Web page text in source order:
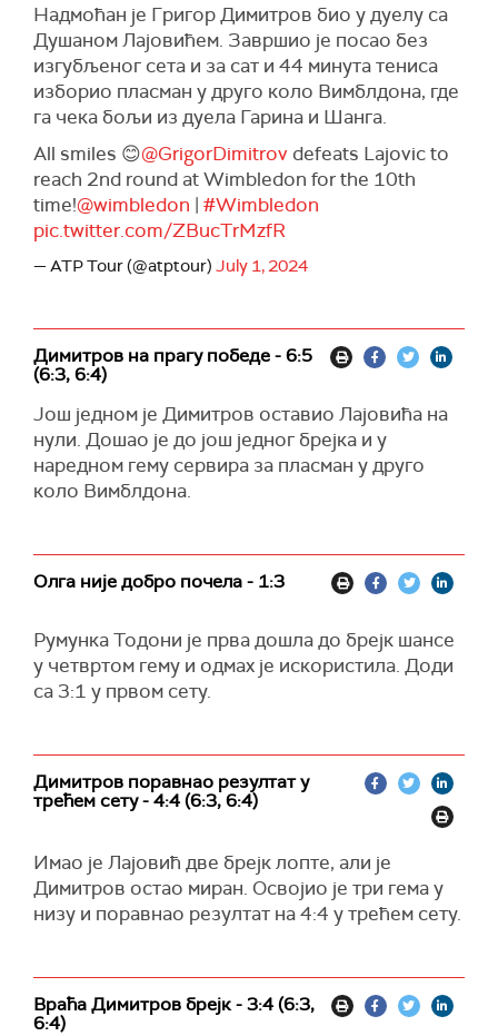
Надмоћан је Григор Димитров био у дуелу са
Душаном Лајовићем. Завршио је посао без
изгубљеног сета и за сат и 44 минута тениса
изборио пласман у друго коло Вимблдона, где
га чека бољи из дуела Гарина и Шанга.
All smiles 😊@GrigorDimitrov defeats Lajovic to
reach 2nd round at Wimbledon for the 10th
time!@wimbledon | #Wimbledon
pic.twitter.com/ZBucTrMzfR
— ATP Tour (@atptour) July 1, 2024
Димитров на прагу победе - 6:5
(6:3, 6:4)
Још једном је Димитров оставио Лајовића на
нули. Дошао је до још једног брејка и у
наредном гему сервира за пласман у друго
коло Вимблдона.
Олга није добро почела - 1:3
Румунка Тодони је прва дошла до брејк шансе
у четвртом гему и одмах је искористила. Доди
са 3:1 у првом сету.
Димитров поравнао резултат у
трећем сету - 4:4 (6:3, 6:4)
Имао је Лајовић две брејк лопте, али је
Димитров остао миран. Освојио је три гема у
низу и поравнао резултат на 4:4 у трећем сету.
Враћа Димитров брејк - 3:4 (6:3,
6:4)